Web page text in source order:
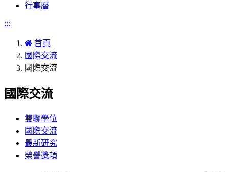
行事曆
:::
首頁
國際交流
國際交流
國際交流
雙聯學位
國際交流
最新研究
榮譽獎項